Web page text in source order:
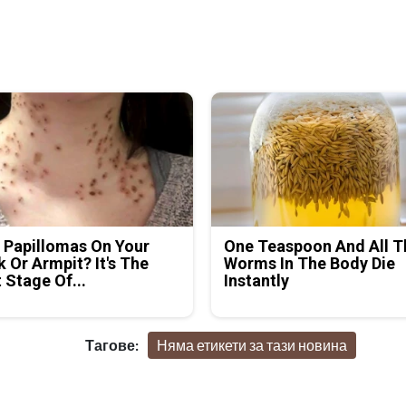
On Your
Or Armpit? It's The
Stage Of...
One Teaspoon And All
Worms In The Body Die
Instantly
Тагове: Няма етикети за тази новина